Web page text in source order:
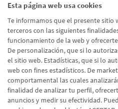
Esta página web usa cookies
Te informamos que el presente sitio
terceros con las siguientes
funcionamiento de la web y
De personalización, que si lo
el sitio web. Estadísticas, que si lo
web con fines estadísticos. De
comportamental las cuales
finalidad de analizar tu perfil,
anuncios y medir su efectividad.